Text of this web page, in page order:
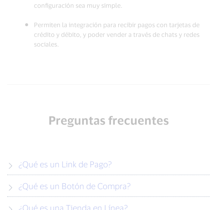
configuración sea muy simple.
Permiten la integración para recibir pagos con tarjetas de
crédito y débito, y poder vender a través de chats y redes
sociales.
Preguntas frecuentes
¿Qué es un Link de Pago?
¿Qué es un Botón de Compra?
¿Qué es una Tienda en Línea?